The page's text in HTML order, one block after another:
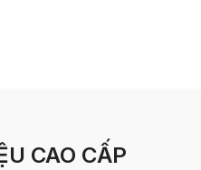
CAO CẤP